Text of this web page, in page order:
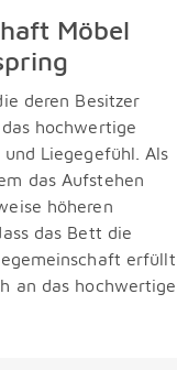
Möbel
deren Besitzer
hochwertige
Liegegefühl. Als
das Aufstehen
höheren
das Bett die
erfüllt
an das hochwertige